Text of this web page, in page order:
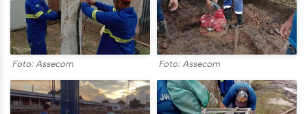
Foto: Assecom Foto: Assecom